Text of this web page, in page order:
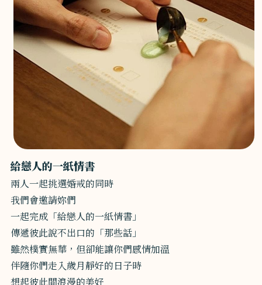
給戀人的一紙情書
兩人一起挑選婚戒的同時
我們會邀請妳們
一起完成「給戀人的一紙情書」
傳遞彼此說不出口的「那些話」
雖然樸實無華，但卻能讓你們感情加溫
伴隨你們走入歲月靜好的日子時
想起彼此間浪漫的美好